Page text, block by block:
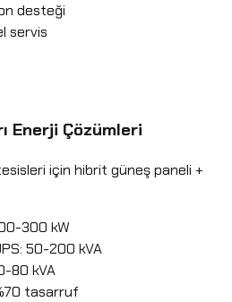
desteği
servis
Enerji Çözümleri
için hibrit güneş paneli +
300 kW
50-200 kVA
80 kVA
tasarruf